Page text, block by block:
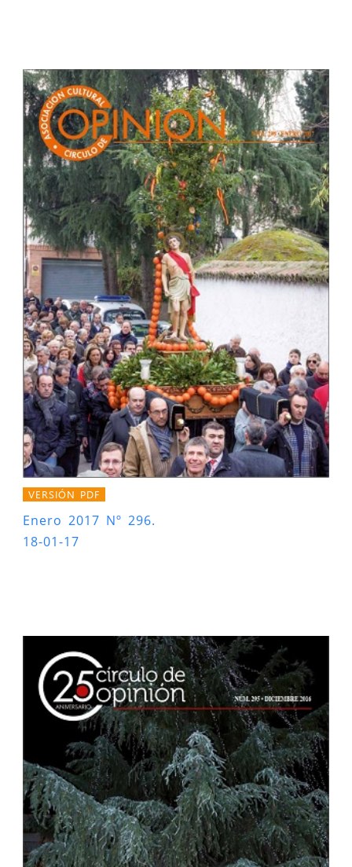
VERSIÓN PDF
Enero 2017 Nº 296.
18-01-17